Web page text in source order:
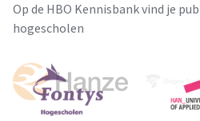
Op de HBO Kennisbank vind je
hogescholen